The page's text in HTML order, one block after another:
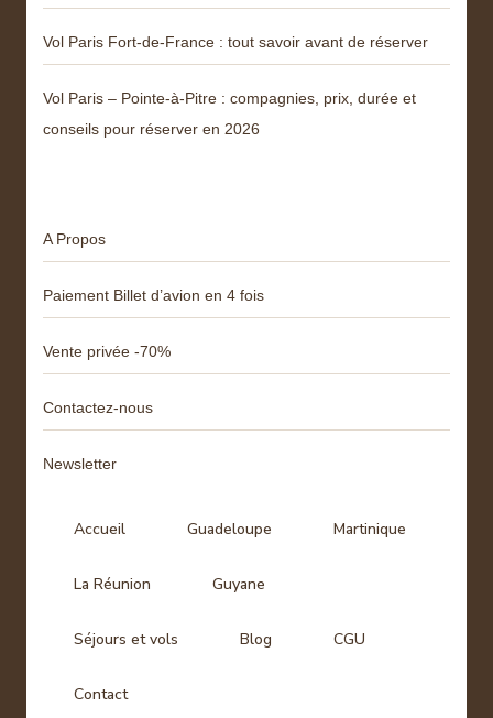
Vol Paris Fort-de-France : tout savoir avant de réserver
Vol Paris – Pointe-à-Pitre : compagnies, prix, durée et
conseils pour réserver en 2026
A Propos
Paiement Billet d’avion en 4 fois
Vente privée -70%
Contactez-nous
Newsletter
Accueil Guadeloupe Martinique
La Réunion Guyane
Séjours et vols Blog CGU
Contact